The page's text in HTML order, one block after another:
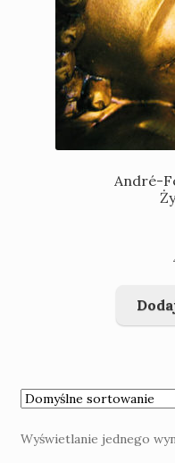
André-
Wyświetlanie jednego